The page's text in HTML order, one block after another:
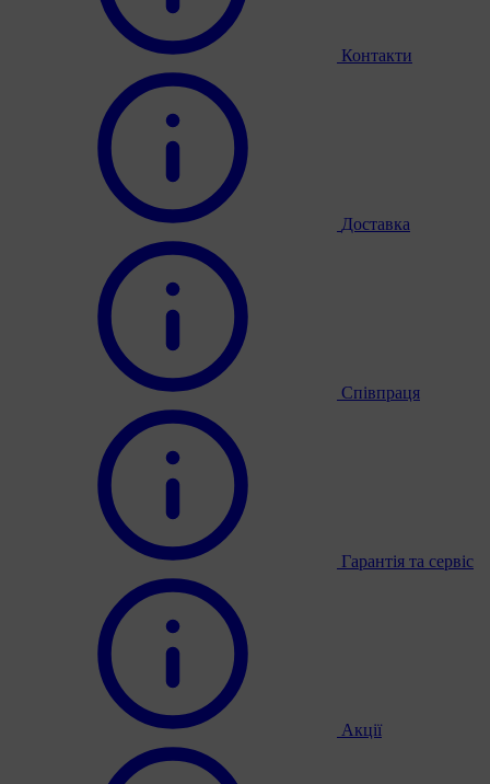
Контакти
Доставка
Співпраця
Гарантія та сервіс
Акції